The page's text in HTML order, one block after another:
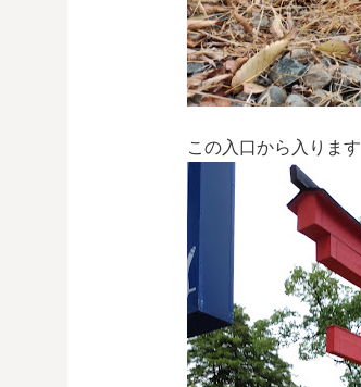
この入口から入ります